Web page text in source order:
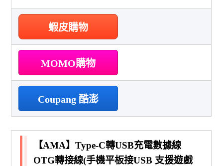
蝦皮購物
MOMO購物
Coupang 酷澎
【AMA】Type-C轉USB充電數據線
OTG轉接線(手機平板接USB 支援遊戲